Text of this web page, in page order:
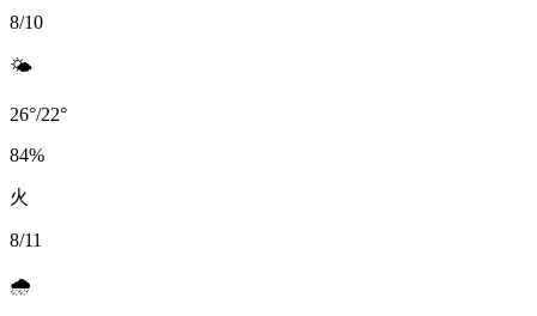
8/10
🌤️
26°/22°
84%
火
8/11
🌧️